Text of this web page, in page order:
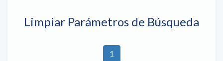
Limpiar Parámetros de Búsqueda
1